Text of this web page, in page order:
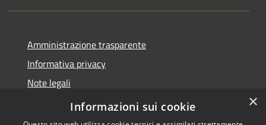
Amministrazione trasparente
Informativa privacy
Note legali
Dichiarazione di accessibilità
×
Informazioni sui cookie